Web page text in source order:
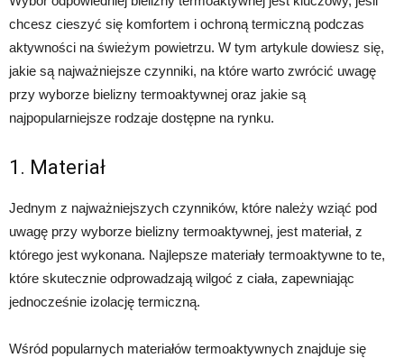
chcesz cieszyć się komfortem i ochroną termiczną podczas
aktywności na świeżym powietrzu. W tym artykule dowiesz się,
jakie są najważniejsze czynniki, na które warto zwrócić uwagę
przy wyborze bielizny termoaktywnej oraz jakie są
najpopularniejsze rodzaje dostępne na rynku.
1. Materiał
Jednym z najważniejszych czynników, które należy wziąć pod
uwagę przy wyborze bielizny termoaktywnej, jest materiał, z
którego jest wykonana. Najlepsze materiały termoaktywne to te,
które skutecznie odprowadzają wilgoć z ciała, zapewniając
jednocześnie izolację termiczną.
Wśród popularnych materiałów termoaktywnych znajduje się